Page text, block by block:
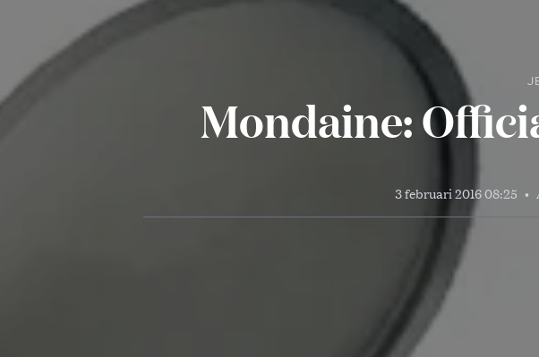
Mondaine:
3 februari 2016 08:25 •